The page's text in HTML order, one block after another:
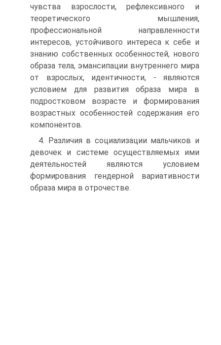
чувства взрослости, рефлексивного и
теоретического мышления,
профессиональной направленности
интересов, устойчивого интереса к себе и
знанию собственных особенностей, нового
образа тела, эмансипации внутреннего мира
от взрослых, идентичности, - являются
условием для развития образа мира в
подростковом возрасте и формирования
возрастных особенностей содержания его
компонентов.
4. Различия в социализации мальчиков и
девочек и системе осуществляемых ими
деятельностей являются условием
формирования гендерной вариативности
образа мира в отрочестве.